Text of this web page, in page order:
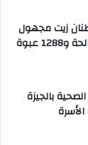
تموين الفيوم تضبط 8 أطنان زيت مجهول
المصدر و260 كيلو لحوم غير صالحة و1288 عبوة
بالجيزة